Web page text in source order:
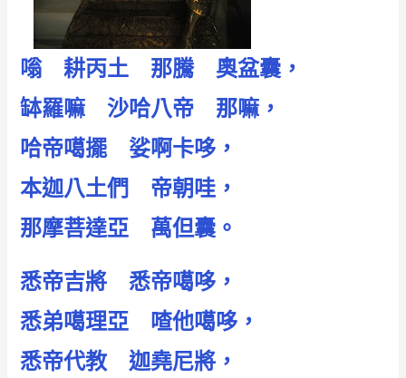
嗡 耕丙土 那騰 奧盆囊，
缽羅嘛 沙哈八帝 那嘛，
哈帝噶擺 娑啊卡哆，
本迦八土們 帝朝哇，
那摩菩達亞 萬但囊。
悉帝吉將 悉帝噶哆，
悉弟噶理亞 喳他噶哆，
悉帝代教 迦堯尼將，